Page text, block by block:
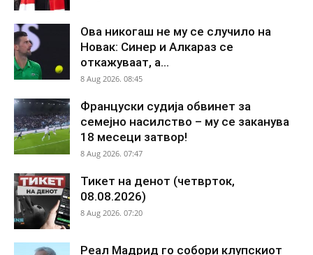
Ова никогаш не му се случило на
Новак: Синер и Алкараз се
откажуваат, а...
8 Aug 2026. 08:45
Француски судија обвинет за
семејно насилство – му се заканува
18 месеци затвор!
8 Aug 2026. 07:47
Тикет на денот (четврток,
08.08.2026)
8 Aug 2026. 07:20
Реал Мадрид го собори клупскиот